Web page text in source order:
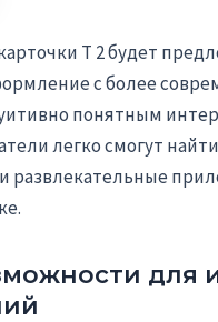
Т 2 будет
с более
понятным
легко смогут
развлекательные
для